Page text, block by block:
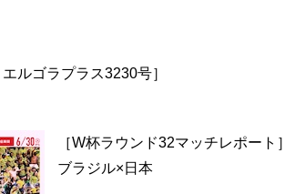
ルゴラプラス3230号］
［W杯ラウンド32マッチレポート］
ブラジル×日本